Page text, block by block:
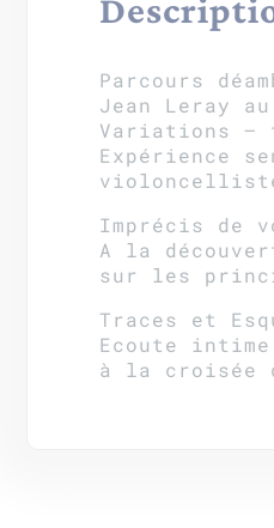
Parcours
Jean Leray
Variations –
Expérience
Imprécis de
A la
sur les
Traces et
Ecoute
à la croisée